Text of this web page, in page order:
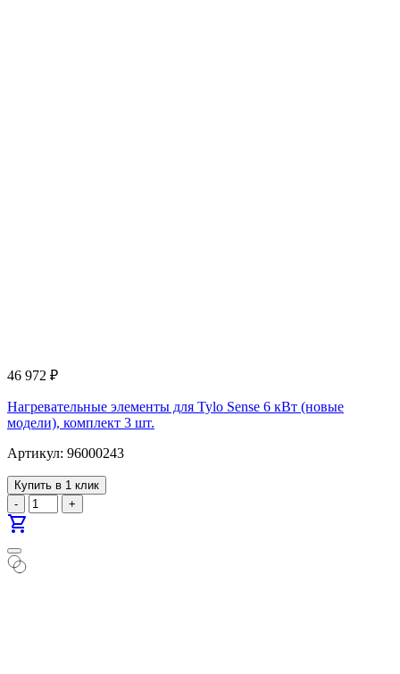
46 972 ₽
Нагревательные элементы для Tylo Sense 6 кВт (новые
модели), комплект 3 шт.
Артикул: 96000243
Купить в 1 клик
-
+
shopping_cart